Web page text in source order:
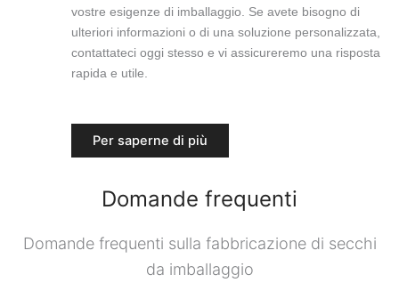
vostre esigenze di imballaggio. Se avete bisogno di
ulteriori informazioni o di una soluzione personalizzata,
contattateci oggi stesso e vi assicureremo una risposta
rapida e utile.
Per saperne di più
Domande frequenti
Domande frequenti sulla fabbricazione di secchi
da imballaggio